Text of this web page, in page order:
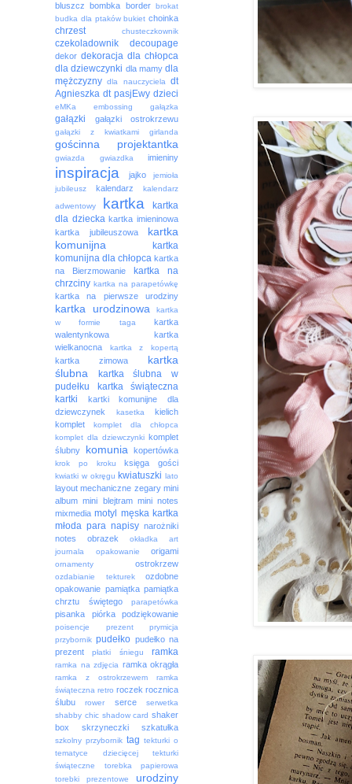
bluszcz bombka border brokat
budka dla ptaków bukiet choinka
chrzest chusteczkownik
czekoladownik decoupage
dekor dekoracja dla chłopca
dla dziewczynki dla mamy dla
mężczyzny dla nauczyciela dt
Agnieszka dt pasjEwy dzieci
eMKa embossing gałązka
gałązki gałązki ostrokrzewu
gałązki z kwiatkami girlanda
gościnna projektantka
gwiazda gwiazdka imieniny
inspiracja jajko
jemioła
jubileusz
kalendarz
kalendarz
adwentowy
kartka
kartka
dla dziecka kartka imieninowa
kartka jubileuszowa
kartka
komunijna
kartka
komunijna dla chłopca kartka
na Bierzmowanie
kartka na
chrzciny kartka na parapetówkę
kartka na pierwsze urodziny
kartka urodzinowa
kartka
w formie taga
kartka
walentynkowa
kartka
wielkanocna
kartka z kopertą
kartka zimowa
kartka
ślubna
kartka ślubna w
pudełku
kartka świąteczna
kartki
kartki komunijne dla
dziewczynek
kasetka
kielich
komplet
komplet dla chłopca
komplet dla dziewczynki komplet
ślubny
komunia kopertówka
krok po kroku księga gości
kwiatki w okręgu kwiatuszki lato
layout mechaniczne zegary mini
album mini blejtram mini notes
mixmedia motyl męska kartka
młoda para napisy narożniki
notes
obrazek
okładka art
journala
opakowanie origami
ornamenty ostrokrzew
ozdabianie tekturek
ozdobne
opakowanie pamiątka pamiątka
chrztu świętego
parapetówka
pisanka piórka podziękowanie
poisencje prezent
prymicja
przybornik pudełko pudełko na
prezent
płatki śniegu ramka
ramka na zdjęcia ramka okrągła
ramka z ostrokrzewem
ramka
świąteczna retro roczek rocznica
ślubu
rower serce
serwetka
shabby chic shadow card shaker
box
skrzyneczki szkatułka
szkolny przybornik tag tekturki o
tematyce dziecięcej
tekturki
świąteczne
torebka papierowa
torebki prezentowe
urodziny